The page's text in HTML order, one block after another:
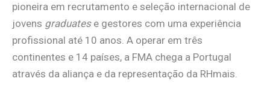
pioneira em recrutamento e seleção internacional de
jovens graduatese gestores com uma experiência
profissional até 10 anos. A operar em três
continentes e 14 países, a FMA chega a Portugal
através da aliança e da representação da RHmais.